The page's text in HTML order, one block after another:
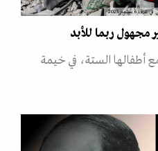
2025
مجهول ربما للأبد
أطفالها الستة، في خيمة